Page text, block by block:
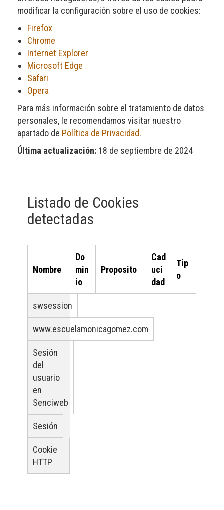
modificar la configuración sobre el uso de cookies:
Firefox
Chrome
Internet Explorer
Microsoft Edge
Safari
Opera
Para más información sobre el tratamiento de datos
personales, le recomendamos visitar nuestro
apartado de Política de Privacidad.
Última actualización: 18 de septiembre de 2024
Listado de Cookies
detectadas
Nombre
Do
min
io
Proposito
Cad
uci
dad
Tip
o
swsession
www.escuelamonicagomez.com
Sesión
del
usuario
en
Senciweb
Sesión
Cookie
HTTP